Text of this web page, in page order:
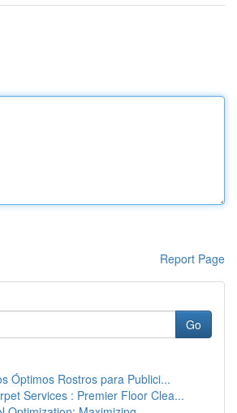
Report Page
Go
Óptimos Rostros para Publici...
Services : Premier Floor Clea...